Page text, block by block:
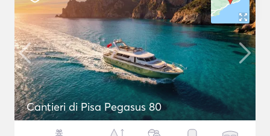
Cantieri di Pisa Pegasus 80